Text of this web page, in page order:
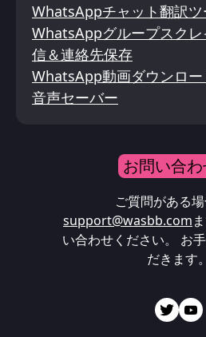
WhatsAppチャット翻訳ツ
WhatsAppグループスク
信＆連絡先保存
WhatsApp動画ダウンロー
音声セーバー
お問い合わ
ご質問がある場
support@wasbb.com
い合わせください。 お
だきます。